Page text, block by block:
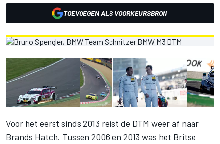
TOEVOEGEN ALS VOORKEURSBRON
Voor het eerst sinds 2013 reist de DTM weer af naar
Brands Hatch. Tussen 2006 en 2013 was het Britse